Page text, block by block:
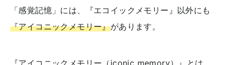
「感覚記憶」には、『エコイックメモリー』以外にも
『アイコニックメモリー』があります。
『アイコニックメモリー（iconic memory）』とは、